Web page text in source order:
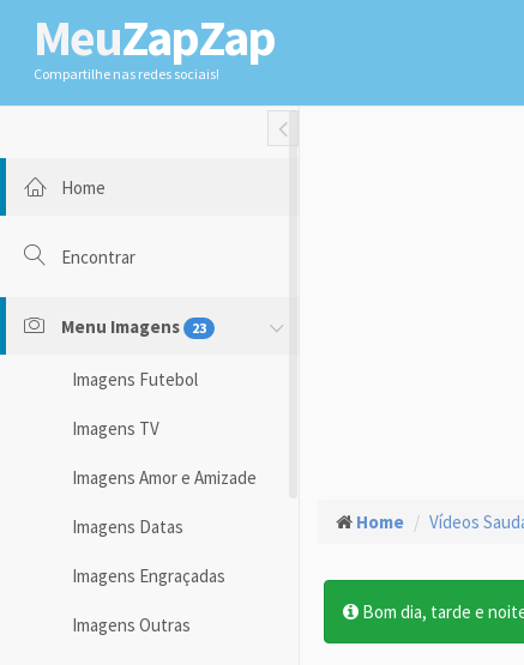
MeuZapZap
Compartilhe nas redes sociais!
Toggle Fullwidth
Home
Encontrar
Menu Imagens 23
Imagens Futebol
Imagens TV
Imagens Amor e Amizade
Imagens Datas
Imagens Engraçadas
Imagens Outras
Home Vídeos
Bom dia, tarde e